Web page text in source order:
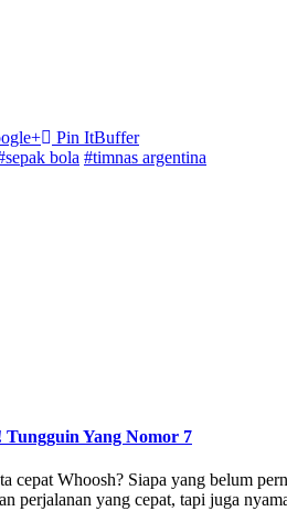
Pin ItBuffer
bola #timnas argentina
Yang Nomor 7
cepat Whoosh? Siapa yang belum
perjalanan yang cepat, tapi juga